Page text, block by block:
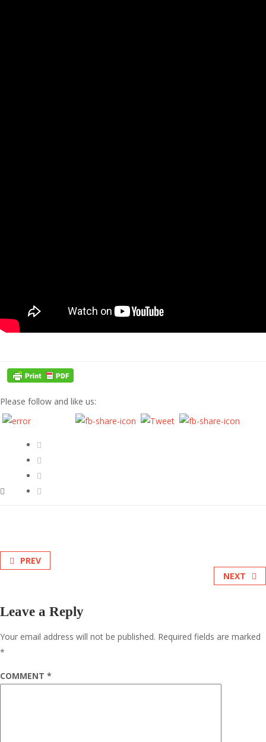
Please follow and like us:
PREV
NEXT
Leave a Reply
Your email address will not be published. Required fields are marked
*
COMMENT *